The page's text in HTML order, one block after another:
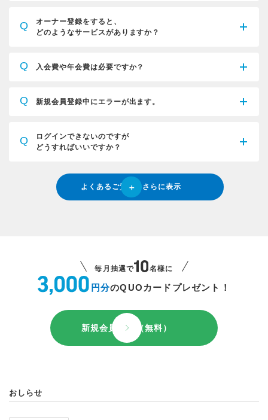
Q
オーナー登録をすると、
どのようなサービスがありますか？
Q 入会費や年会費は必要ですか？
Q 新規会員登録中にエラーが出ます。
Q
ログインできないのですが
どうすればいいですか？
よくあるご質問をさらに表示
毎月抽選で 名様に
円分のQUOカードプレゼント！
新規会員登録（無料）
おしらせ